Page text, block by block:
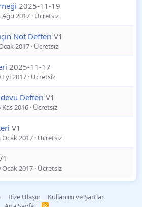
2025-11-19
Ağu 2017 Ücretsiz
Not Defteri V1
2017 Ücretsiz
2025-11-17
Eyl 2017 Ücretsiz
Defteri V1
Kas 2016 Ücretsiz
V1
Ocak 2017 Ücretsiz
Ocak 2017 Ücretsiz
Bize Ulaşın
Kullanım ve Şartlar
R